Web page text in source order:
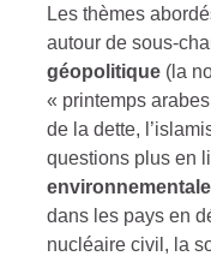
Les thèmes
autour de sous-
géopolitique (la
« printemps
de la dette,
questions plus en
dans les pays en
nucléaire civil, la